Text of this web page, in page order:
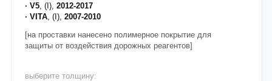
· V5 , (I), 2012-2017
· VITA , (I), 2007-2010
[на проставки нанесено полимерное покрытие для
защиты от воздействия дорожных реагентов]
выберите толщину: